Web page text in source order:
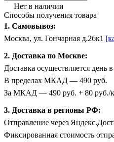
Нет в наличии
Способы получения товара
1. Самовывоз:
Москва, ул. Гончарная д.26к1
2. Доставка по Москве:
Доставка осуществляется день
В пределах МКАД — 490 руб.
За МКАД — 490 руб. + 80 руб./
3. Доставка в регионы РФ:
Отправление через
Фиксированная стоимость